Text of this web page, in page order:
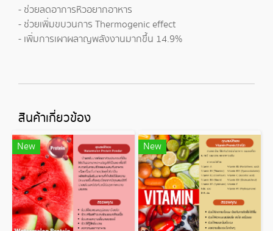
- ช่วยลดอาการหิวอยากอาหาร
- ช่วยเพิ่มขบวนการ Thermogenic effect
- เพิ่มการเผาผลาญพลังงานมากขึ้น 14.9%
สินค้าเกี่ยวข้อง
New New